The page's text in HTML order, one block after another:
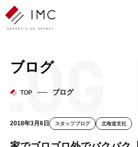
ブログ
TOP ブログ
2018年3月6日 スタッフブログ 北海道支社